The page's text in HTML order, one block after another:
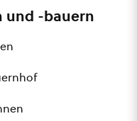
und -bauern